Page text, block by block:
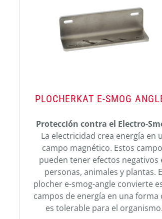
PLOCHERKAT E-SMOG
Protección contra el Electro-
La electricidad crea energía en
campo magnético. Estos
pueden tener efectos negativos
personas, animales y plantas.
plocher e-smog-angle convierte
campos de energía en una forma
es tolerable para el organismo.